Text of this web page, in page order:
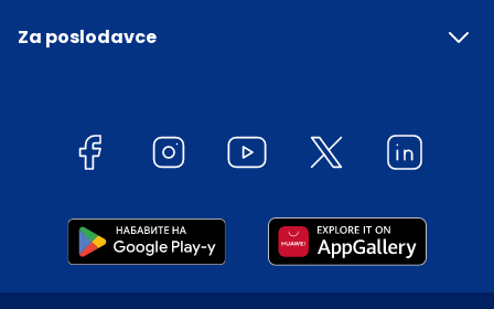
Za poslodavce